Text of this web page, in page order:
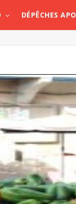
DÉPÊCHES APO